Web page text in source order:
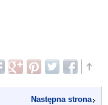
Następna strona